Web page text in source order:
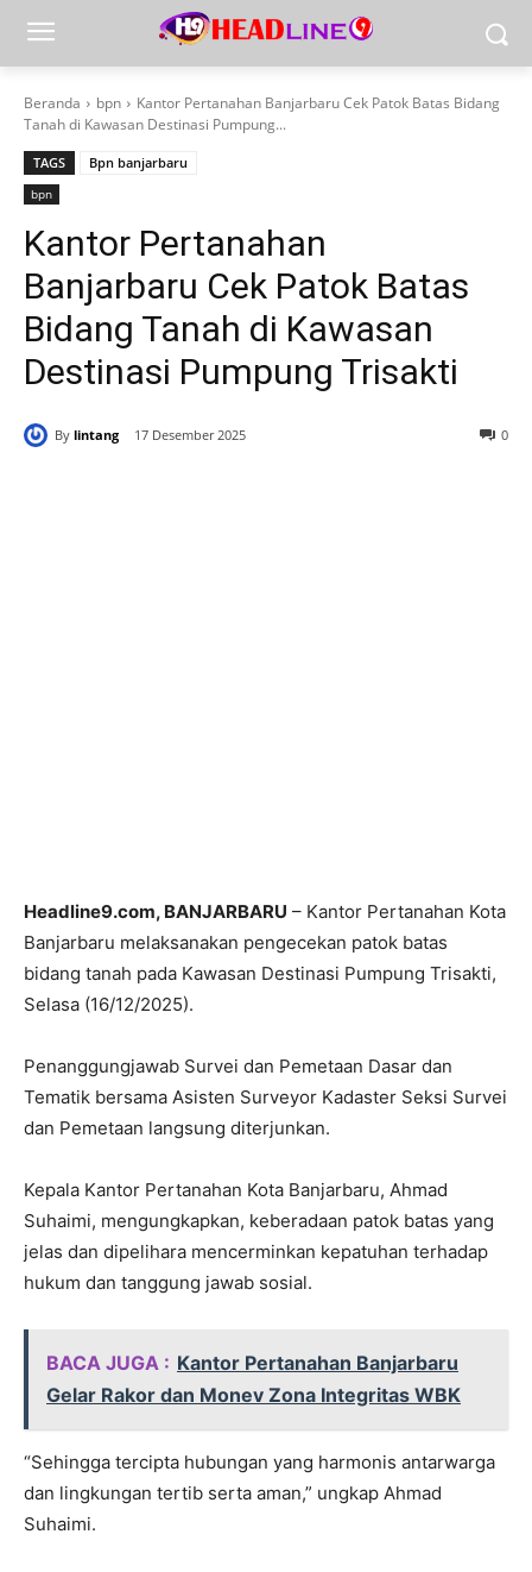
Beranda bpn
Kantor Pertanahan Banjarbaru Cek Patok Batas Bidang
Tanah di Kawasan Destinasi Pumpung...
TAGS Bpn banjarbaru
bpn
Kantor Pertanahan
Banjarbaru Cek Patok Batas
Bidang Tanah di Kawasan
Destinasi Pumpung Trisakti
By lintang 17 Desember 2025 0
Headline9.com, BANJARBARU – Kantor Pertanahan Kota
Banjarbaru melaksanakan pengecekan patok batas
bidang tanah pada Kawasan Destinasi Pumpung Trisakti,
Selasa (16/12/2025).
Penanggungjawab Survei dan Pemetaan Dasar dan
Tematik bersama Asisten Surveyor Kadaster Seksi Survei
dan Pemetaan langsung diterjunkan.
Kepala Kantor Pertanahan Kota Banjarbaru, Ahmad
Suhaimi, mengungkapkan, keberadaan patok batas yang
jelas dan dipelihara mencerminkan kepatuhan terhadap
hukum dan tanggung jawab sosial.
BACA JUGA : Kantor Pertanahan Banjarbaru
Gelar Rakor dan Monev Zona Integritas WBK
“Sehingga tercipta hubungan yang harmonis antarwarga
dan lingkungan tertib serta aman,” ungkap Ahmad
Suhaimi.